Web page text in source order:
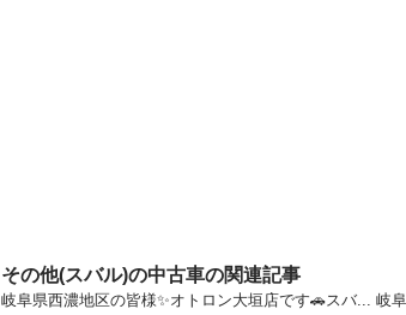
その他(スバル)の中古車の関連記事
岐阜県西濃地区の皆様✨オトロン大垣店です🚗スバ... 岐